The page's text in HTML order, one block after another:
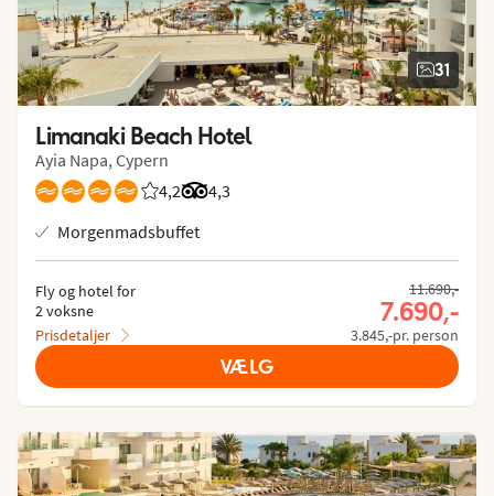
31
Limanaki Beach Hotel
Ayia Napa, Cypern
4,2
Bedømmelse fra Spies gæster: 4.22/5
4,3
Bedømmelse fra Tripadvisor: 4.3 of 5
Morgenmadsbuffet
Fly og hotel for
2 voksne
Prisdetaljer
11.690,-
7.690,-
3.845,-pr. person
VÆLG